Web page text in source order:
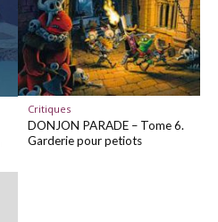
Critiques
DONJON PARADE – Tome 6.
Garderie pour petiots